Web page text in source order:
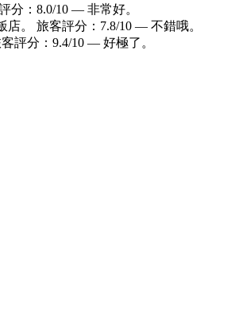
分：8.0/10 — 非常好。
。 旅客評分：7.8/10 — 不錯哦。
評分：9.4/10 — 好極了。